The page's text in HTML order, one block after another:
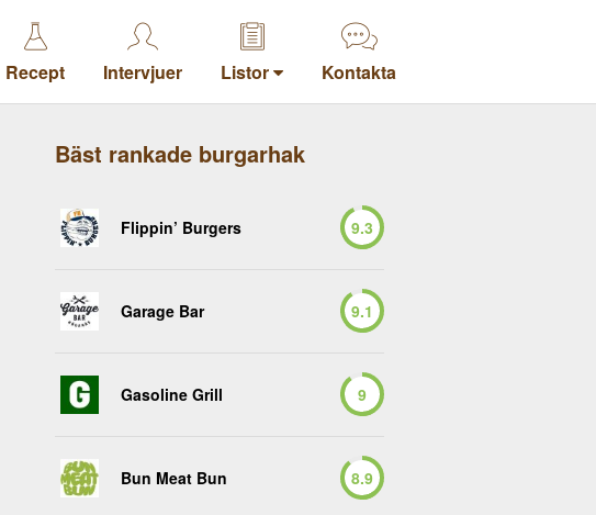
Recept Intervjuer Listor Kontakta
Bäst rankade burgarhak
Flippin’ Burgers 9.3
Garage Bar 9.1
Gasoline Grill 9
Bun Meat Bun 8.9